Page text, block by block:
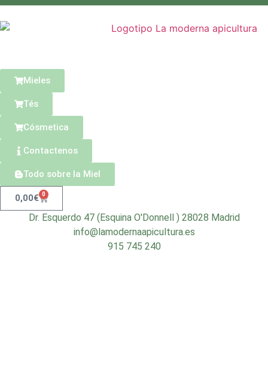
Mieles
Tés
Cósmetica
Contactenos
Todo sobre la Miel
0,00€ 0
Dr. Esquerdo 47 (Esquina O'Donnell ) 28028 Madrid
info@lamodernaapicultura.es
915 745 240